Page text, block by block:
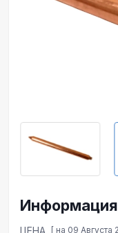
ЦЕНА [ на 09 Августа